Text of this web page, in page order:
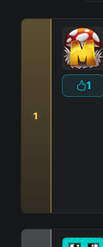
1
1